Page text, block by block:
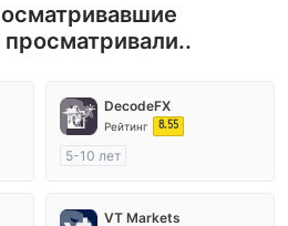
просматривали..
DecodeFX
Рейтинг 8.55
5-10 лет
Маркет-Мейкинг (MM)
VT Markets